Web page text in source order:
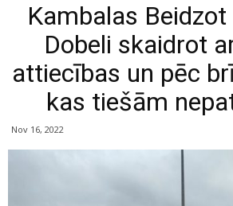
Kambalas
Dobeli skaidrot
attiecības un pēc
kas tiešām
Nov 16, 2022